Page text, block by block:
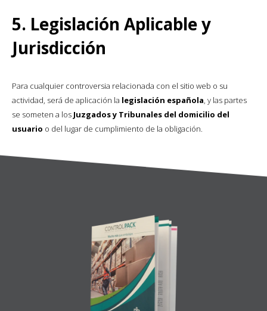
5. Legislación Aplicable y
Jurisdicción
Para cualquier controversia relacionada con el sitio web o su
actividad, será de aplicación la legislación española, y las partes
se someten a los Juzgados y Tribunales del domicilio del
usuario o del lugar de cumplimiento de la obligación.